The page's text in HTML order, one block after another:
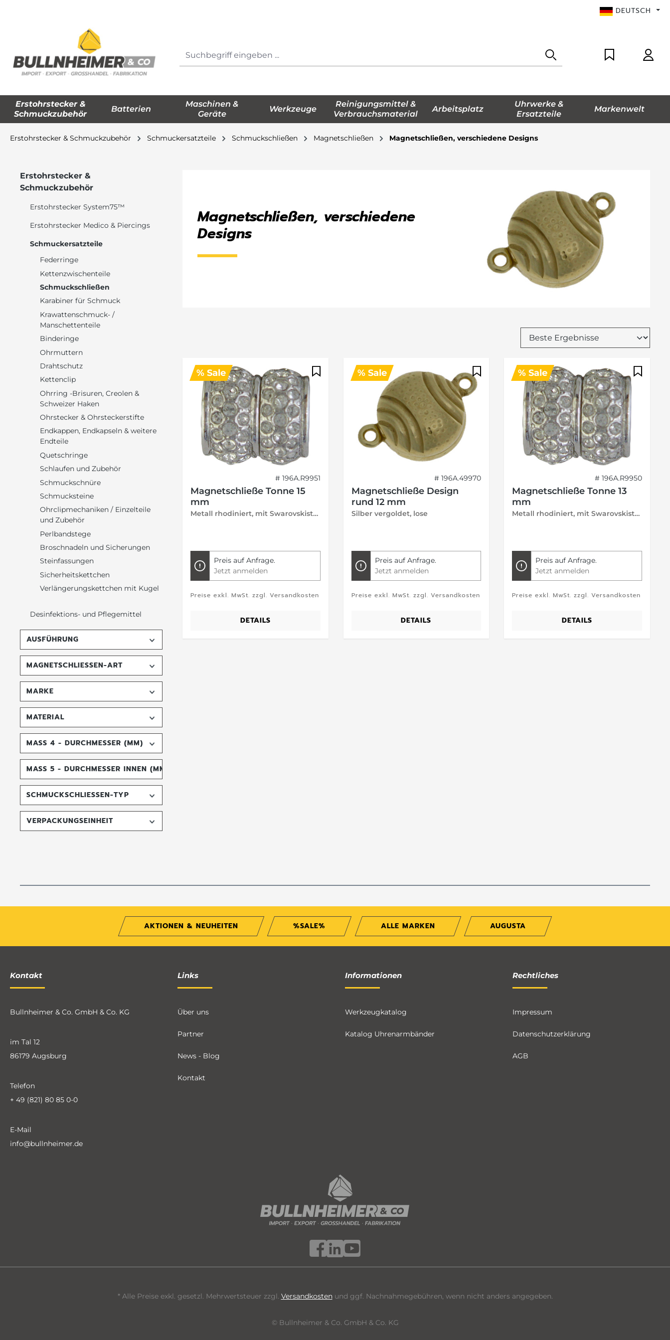
DEUTSCH
Erstohrstecker &
Schmuckzubehör
Batterien
Maschinen &
Geräte
Werkzeuge
Reinigungsmittel &
Verbrauchsmaterial
Arbeitsplatz
Uhrwerke &
Ersatzteile
Markenwelt
Erstohrstecker & Schmuckzubehör Schmuckersatzteile Schmuckschließen Magnetschließen Magnetschließen, verschiedene Designs
Erstohrstecker &
Schmuckzubehör
Erstohrstecker System75™
Erstohrstecker Medico & Piercings
Schmuckersatzteile
Federringe
Kettenzwischenteile
Schmuckschließen
Karabiner für Schmuck
Krawattenschmuck- /
Manschettenteile
Binderinge
Ohrmuttern
Drahtschutz
Kettenclip
Ohrring -Brisuren, Creolen &
Schweizer Haken
Ohrstecker & Ohrsteckerstifte
Endkappen, Endkapseln & weitere
Endteile
Quetschringe
Schlaufen und Zubehör
Schmuckschnüre
Schmucksteine
Ohrclipmechaniken / Einzelteile
und Zubehör
Perlbandstege
Broschnadeln und Sicherungen
Steinfassungen
Sicherheitskettchen
Verlängerungskettchen mit Kugel
Desinfektions- und Pflegemittel
AUSFÜHRUNG
MAGNETSCHLIESSEN-ART
MARKE
MATERIAL
MASS 4 - DURCHMESSER (MM)
MASS 5 - DURCHMESSER INNEN (MM)
SCHMUCKSCHLIESSEN-TYP
VERPACKUNGSEINHEIT
Magnetschließen, verschiedene
Designs
% Sale
# 196A.R9951
Magnetschließe Tonne 15
mm
Metall rhodiniert, mit Swarovskisteinen, lose
Preis auf Anfrage.
Jetzt anmelden
Preise exkl. MwSt. zzgl. Versandkosten
DETAILS
% Sale
# 196A.49970
Magnetschließe Design
rund 12 mm
Silber vergoldet, lose
Preis auf Anfrage.
Jetzt anmelden
Preise exkl. MwSt. zzgl. Versandkosten
DETAILS
% Sale
# 196A.R9950
Magnetschließe Tonne 13
mm
Metall rhodiniert, mit Swarovskisteinen, lose
Preis auf Anfrage.
Jetzt anmelden
Preise exkl. MwSt. zzgl. Versandkosten
DETAILS
AKTIONEN & NEUHEITEN %SALE% ALLE MARKEN AUGUSTA
Kontakt
Bullnheimer & Co. GmbH & Co. KG
im Tal 12
86179 Augsburg
Telefon
+ 49 (821) 80 85 0-0
E-Mail
info@bullnheimer.de
Links
Über uns
Partner
News - Blog
Kontakt
Informationen
Werkzeugkatalog
Katalog Uhrenarmbänder
Rechtliches
Impressum
Datenschutzerklärung
AGB
* Alle Preise exkl. gesetzl. Mehrwertsteuer zzgl. Versandkostenund ggf. Nachnahmegebühren, wenn nicht anders angegeben.
© Bullnheimer & Co. GmbH & Co. KG